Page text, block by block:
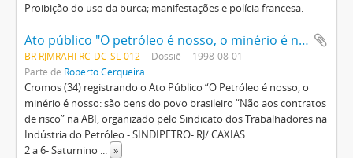
Proibição do uso da burca; manifestações e polícia francesa.
Ato público "O petróleo é nosso, o minério é nosso: são bem do povo brasileiro "Não aos contratos de risco"
BR RJMRAHI RC-DC-SL-012 Dossiê
1998-08-01
Parte de Roberto Cerqueira
Cromos (34) registrando o Ato Público “O Petróleo é nosso, o
minério é nosso: são bens do povo brasileiro “Não aos contratos
de risco” na ABI, organizado pelo Sindicato dos Trabalhadores na
Indústria do Petróleo - SINDIPETRO- RJ/ CAXIAS:
2 a 6- Saturnino ... »